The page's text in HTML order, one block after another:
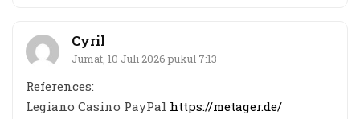
Cyril
Jumat, 10 Juli 2026 pukul 7:13
References:
Legiano Casino PayPal https://metager.de/